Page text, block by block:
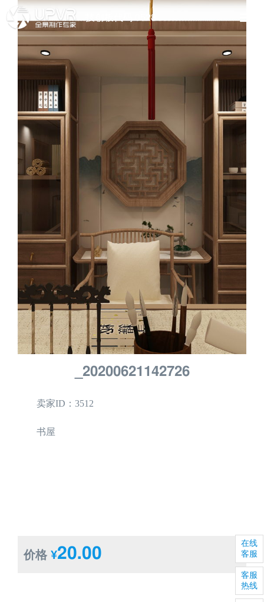
技创板代码 0528
_20200621142726
卖家ID：3512
书屋
价格 ¥20.00
在线
客服
客服
热线